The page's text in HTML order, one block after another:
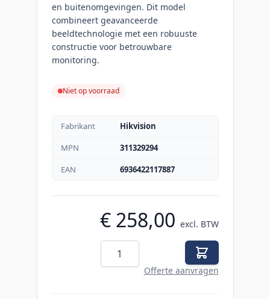
en buitenomgevingen. Dit model
combineert geavanceerde
beeldtechnologie met een robuuste
constructie voor betrouwbare
monitoring.
Niet op voorraad
Fabrikant
Hikvision
MPN
311329294
EAN
6936422117887
€ 258,00 excl. BTW
Aantal
Offerte aanvragen